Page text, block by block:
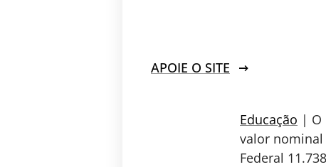
APOIE O SITE
Educação | O
valor nominal
Federal